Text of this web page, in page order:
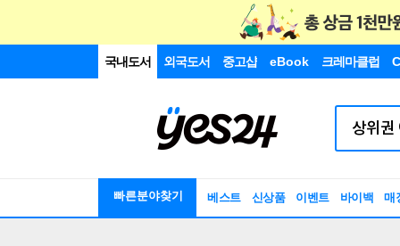
국내도서 외국도서 중고샵 eBook 크레마클럽
빠른분야찾기 베스트 신상품 이벤트 바이백 매